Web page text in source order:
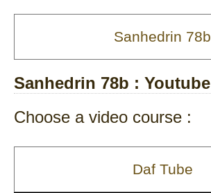
Sanhedrin 78b : Youtube
Choose a video course :